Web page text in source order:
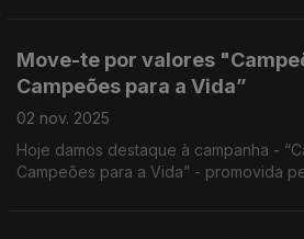
Move-te por valores
Campeões para a Vida”
02 nov. 2025
Hoje damos destaque à campanha -
Campeões para a Vida” - promovida